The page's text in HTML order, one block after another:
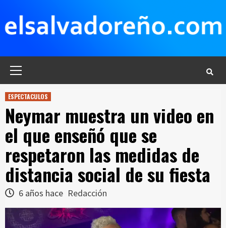
contenido
ESPECTACULOS
Neymar muestra un video en
el que enseñó que se
respetaron las medidas de
distancia social de su fiesta
6 años hace Redacción